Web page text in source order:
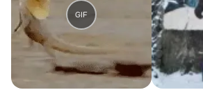
GIF